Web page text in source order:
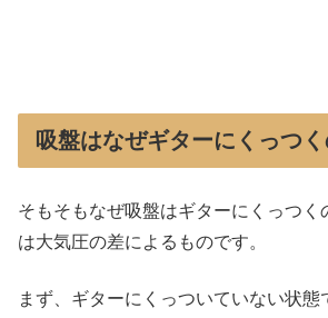
吸盤はなぜギターにくっつ
そもそもなぜ吸盤はギターにくっつく
は大気圧の差によるものです。
まず、ギターにくっついていない状